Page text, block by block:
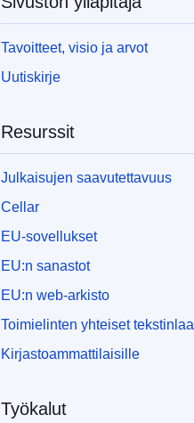
Tavoitteet, visio ja arvot
Uutiskirje
Resurssit
Julkaisujen saavutettavuus
Cellar
EU-sovellukset
EU:n sanastot
EU:n web-arkisto
Toimielinten yhteiset
Kirjastoammattilaisille
Työkalut